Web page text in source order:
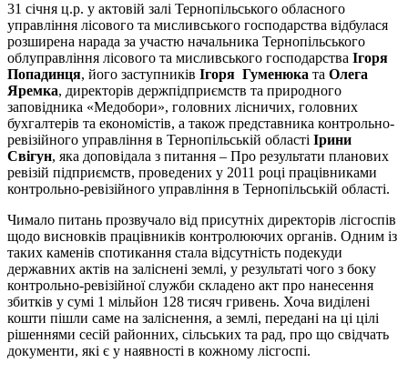
31 січня ц.р. у актовій залі Тернопільського обласного
управління лісового та мисливського господарства відбулася
розширена нарада за участю начальника Тернопільського
облуправління лісового та мисливського господарства Ігоря
Попадинця, його заступників Ігоря Гуменюка та Олега
Яремка, директорів держпідприємств та природного
заповідника «Медобори», головних лісничих, головних
бухгалтерів та економістів, а також представника контрольно-
ревізійного управління в Тернопільській області Ірини
Свігун, яка доповідала з питання – Про результати планових
ревізій підприємств, проведених у 2011 році працівниками
контрольно-ревізійного управління в Тернопільській області.
Чимало питань прозвучало від присутніх директорів лісгоспів
щодо висновків працівників контролюючих органів. Одним із
таких каменів спотикання стала відсутність подекуди
державних актів на заліснені землі, у результаті чого з боку
контрольно-ревізійної служби складено акт про нанесення
збитків у сумі 1 мільйон 128 тисяч гривень. Хоча виділені
кошти пішли саме на заліснення, а землі, передані на ці цілі
рішеннями сесій районних, сільських та рад, про що свідчать
документи, які є у наявності в кожному лісгоспі.